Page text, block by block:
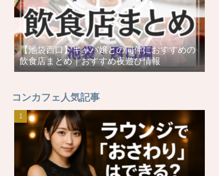
【池袋西口】キャバ嬢との同伴におすすめの
飲食店まとめ｜おすすめ夜遊び情報
コンカフェ人気記事